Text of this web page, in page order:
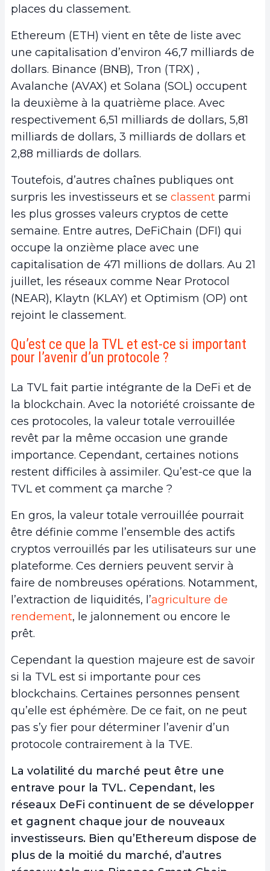
places du classement.
Ethereum (ETH) vient en tête de liste avec
une capitalisation d’environ 46,7 milliards de
dollars. Binance (BNB), Tron (TRX) ,
Avalanche (AVAX) et Solana (SOL) occupent
la deuxième à la quatrième place. Avec
respectivement 6,51 milliards de dollars, 5,81
milliards de dollars, 3 milliards de dollars et
2,88 milliards de dollars.
Toutefois, d’autres chaînes publiques ont
surpris les investisseurs et se classent parmi
les plus grosses valeurs cryptos de cette
semaine. Entre autres, DeFiChain (DFI) qui
occupe la onzième place avec une
capitalisation de 471 millions de dollars. Au 21
juillet, les réseaux comme Near Protocol
(NEAR), Klaytn (KLAY) et Optimism (OP) ont
rejoint le classement.
Qu’est ce que la TVL et est-ce si important
pour l’avenir d’un protocole ?
La TVL fait partie intégrante de la DeFi et de
la blockchain. Avec la notoriété croissante de
ces protocoles, la valeur totale verrouillée
revêt par la même occasion une grande
importance. Cependant, certaines notions
restent difficiles à assimiler. Qu’est-ce que la
TVL et comment ça marche ?
En gros, la valeur totale verrouillée pourrait
être définie comme l’ensemble des actifs
cryptos verrouillés par les utilisateurs sur une
plateforme. Ces derniers peuvent servir à
faire de nombreuses opérations. Notamment,
l’extraction de liquidités, l’agriculture de
rendement, le jalonnement ou encore le
prêt.
Cependant la question majeure est de savoir
si la TVL est si importante pour ces
blockchains. Certaines personnes pensent
qu’elle est éphémère. De ce fait, on ne peut
pas s’y fier pour déterminer l’avenir d’un
protocole contrairement à la TVE.
La volatilité du marché peut être une
entrave pour la TVL. Cependant, les
réseaux DeFi continuent de se développer
et gagnent chaque jour de nouveaux
investisseurs. Bien qu’Ethereum dispose de
plus de la moitié du marché, d’autres